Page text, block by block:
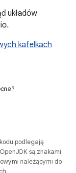
układów
kafelkach
podlegają
są znakami
należącymi do